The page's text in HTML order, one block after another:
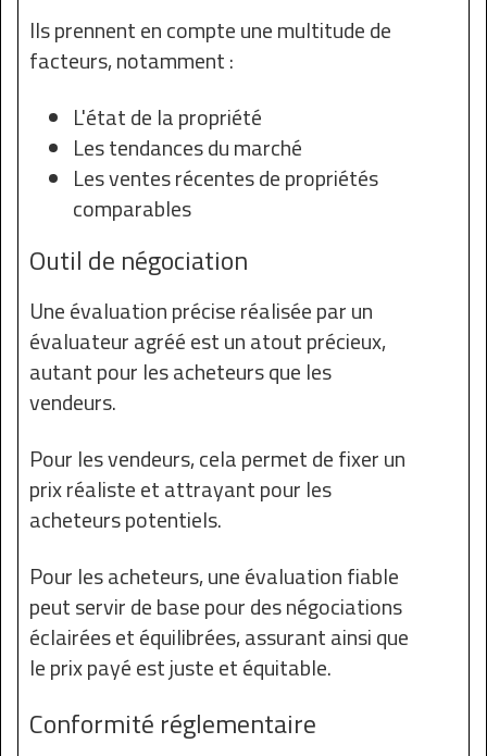
Ils prennent en compte une multitude de
facteurs, notamment :
L'état de la propriété
Les tendances du marché
Les ventes récentes de propriétés
comparables
Outil de négociation
Une évaluation précise réalisée par un
évaluateur agréé est un atout précieux,
autant pour les acheteurs que les
vendeurs.
Pour les vendeurs, cela permet de fixer un
prix réaliste et attrayant pour les
acheteurs potentiels.
Pour les acheteurs, une évaluation fiable
peut servir de base pour des négociations
éclairées et équilibrées, assurant ainsi que
le prix payé est juste et équitable.
Conformité réglementaire